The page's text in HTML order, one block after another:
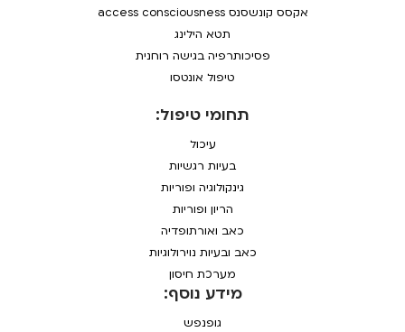
תחומי טיפול:
עיכול
בעיות רגשיות
גינקולוגיה ופוריות
הריון ופוריות
כאב ואורתופדיה
כאב ובעיות נוירולוגיות
מערכת חיסון
מידע נוסף:
גופנפש
אקסס קונשסנס access consciousness
תטא הילינג
פסיכותרפיה בגישה רוחנית
טיפול אונטסו